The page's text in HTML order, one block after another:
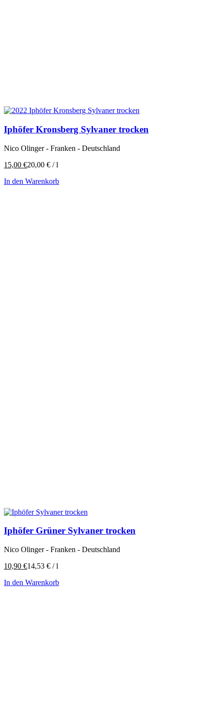
Iphöfer Kronsberg Sylvaner trocken
Nico Olinger - Franken - Deutschland
15,00 €20,00 € /l
In den Warenkorb
Iphöfer Grüner Sylvaner trocken
Nico Olinger - Franken - Deutschland
10,90 €14,53 € /l
In den Warenkorb